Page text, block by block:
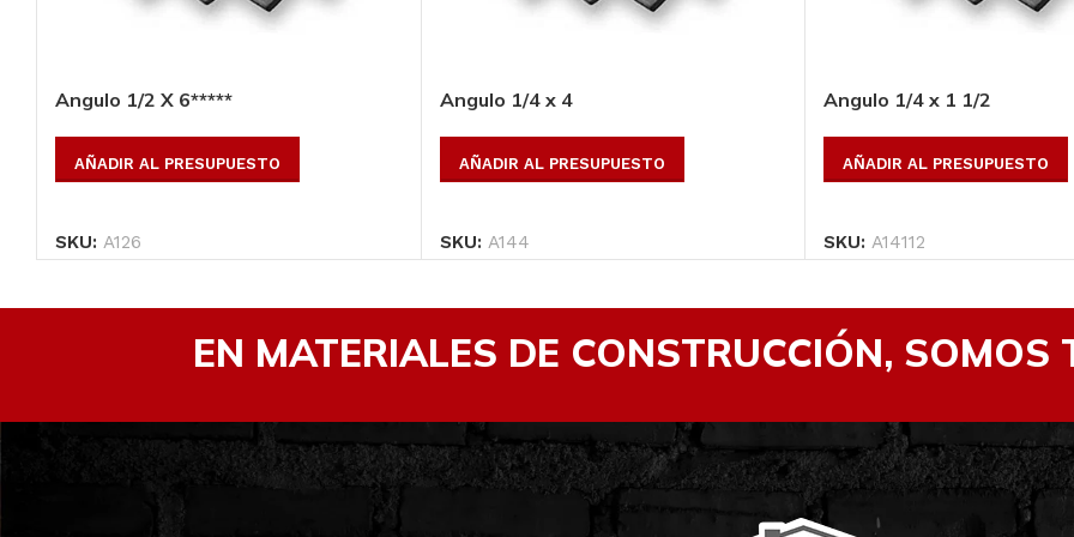
Angulo 1/2 X 6*****
AÑADIR AL PRESUPUESTO
SKU: A126
Angulo 1/4 x 4
AÑADIR AL PRESUPUESTO
SKU: A144
Angulo 1/4 x 1 1/2
AÑADIR AL PRESUPUESTO
SKU: A14112
EN MATERIALES DE CONSTRUCCIÓN, SOMOS